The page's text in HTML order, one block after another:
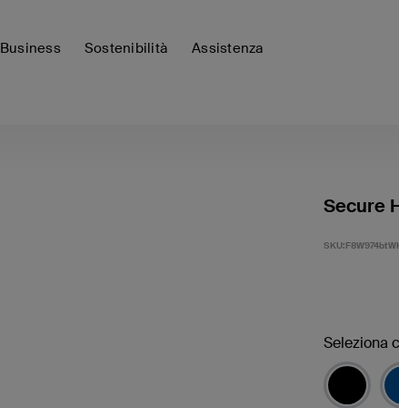
Business Sostenibilità Assistenza
Secure
SKU:
Seleziona